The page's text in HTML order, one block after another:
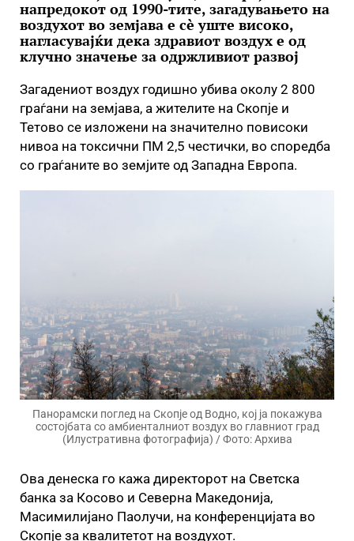
напредокот од 1990-тите, загадувањето на
воздухот во земјава е сè уште високо,
нагласувајќи дека здравиот воздух е од
клучно значење за одржливиот развој
Загадениот воздух годишно убива околу 2 800
граѓани на земјава, а жителите на Скопје и
Тетово се изложени на значително повисоки
нивоа на токсични ПМ 2,5 честички, во споредба
со граѓаните во земјите од Западна Европа.
Панорамски поглед на Скопје од Водно, кој ја покажува
состојбата со амбиенталниот воздух во главниот град
(Илустративна фотографија) / Фото: Архива
Ова денеска го кажа директорот на Светска
банка за Косово и Северна Македонија,
Масимилијано Паолучи, на конференцијата во
Скопје за квалитетот на воздухот.